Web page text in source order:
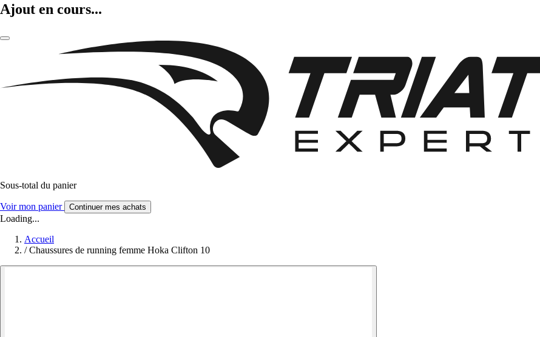
Ajout en cours...
Sous-total du panier
Voir mon panier Continuer mes achats
Loading...
Accueil
/ Chaussures de running femme Hoka Clifton 10